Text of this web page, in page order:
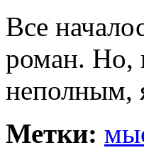
Все
роман. Но,
неполным,
Метки: